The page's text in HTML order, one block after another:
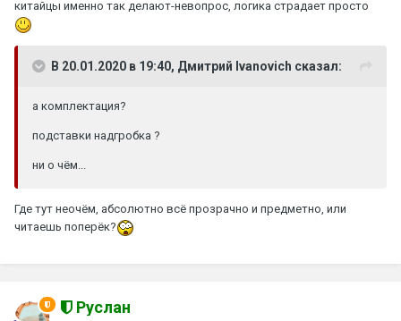
китайцы именно так делают-невопрос, логика страдает просто
В 20.01.2020 в 19:40, Дмитрий Ivanovich сказал:
а комплектация?
подставки надгробка ?
ни о чём...
Где тут неочём, абсолютно всё прозрачно и предметно, или
читаешь поперёк?
Руслан